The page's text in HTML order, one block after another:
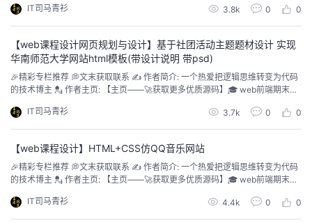
【💌HTML七夕情人节表白网页制作 (110套) 】🌎超炫酷的Echarts大屏可视化
源码：【🔰 echarts大屏展示大数据平台...
IT司马青衫 3.8k 0 0
【web课程设计网页规划与设计】基于社团活动主题题材设计 实现
华南师范大学网站html模板(带设计说明 带psd)
🎉精彩专栏推荐 💭文末获取联系 ✍️ 作者简介: 一个热爱把逻辑思维转变为代码
的技术博主 💂 作者主页: 【主页——🚀获取更多优质源码】🎓 web前端期末大
【💌HTML七夕情人节表白网页制作 (110套) 】🌎超炫酷的Echarts大屏可视化
源码：【🔰 echarts大屏展示大数据平台...
IT司马青衫 3.7k 0 0
【web课程设计】HTML+CSS仿QQ音乐网站
🎉精彩专栏推荐 💭文末获取联系 ✍️ 作者简介: 一个热爱把逻辑思维转变为代码
的技术博主 💂 作者主页: 【主页——🚀获取更多优质源码】🎓 web前端期末大
【💌HTML七夕情人节表白网页制作 (110套) 】🌎超炫酷的Echarts大屏可视化
源码：【🔰 echarts大屏展示大数据平台...
IT司马青衫 4.4k 0 0